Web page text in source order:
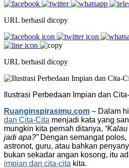
URL berhasil dicopy
URL berhasil dicopy
Ilustrasi Perbedaan Impian dan
Ruanginspirasimu.com – Dalam
dan Cita-Cita menjadi kata yang
mungkin kita pernah ditanya,
jadi apa?”Dengan semangat polos,
astronot, guru, atau bahkan
bukan sekadar angan kosong, itu
impian dan cita-cita kita.